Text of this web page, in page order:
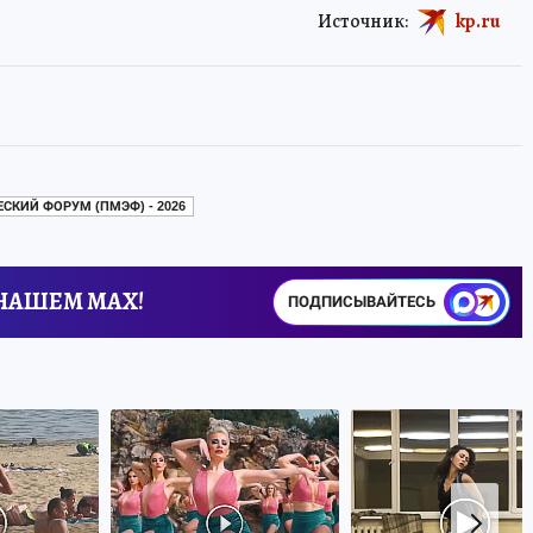
Источник: kp.ru
ФОРУМ (ПМЭФ) - 2026
MAX! ПОДПИСЫВАЙТЕСЬ